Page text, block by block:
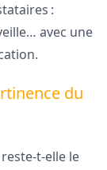
:
avec une
du
t-elle le